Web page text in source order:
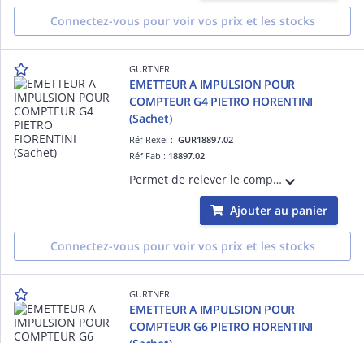
Connectez-vous pour voir vos prix et les stocks
GURTNER
EMETTEUR A IMPULSION POUR
COMPTEUR G4 PIETRO FIORENTINI
(Sachet)
Réf Rexel :GUR18897.02
Réf Fab : 18897.02
Permet de relever le compteur à distance
Ajouter au panier
Connectez-vous pour voir vos prix et les stocks
GURTNER
EMETTEUR A IMPULSION POUR
COMPTEUR G6 PIETRO FIORENTINI